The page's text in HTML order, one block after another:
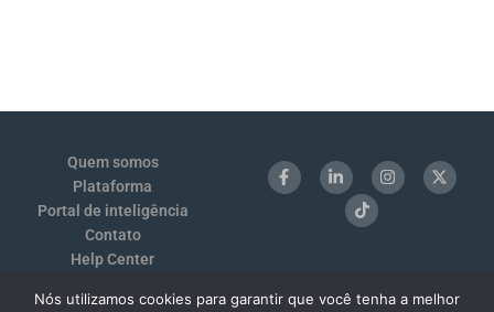
Quem somos
Plataforma
Portal de inteligência
Contato
Help Center
Termos de Uso e Privacidade
Nós utilizamos cookies para garantir que você tenha a melhor